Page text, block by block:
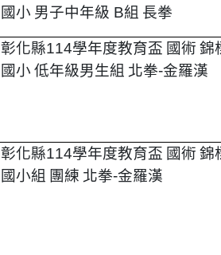
國小 男子中年級 B組 長拳
彰化縣114學年度教育盃 國術 錦
國小 低年級男生組 北拳-金羅漢
彰化縣114學年度教育盃 國術 錦
國小組 團練 北拳-金羅漢